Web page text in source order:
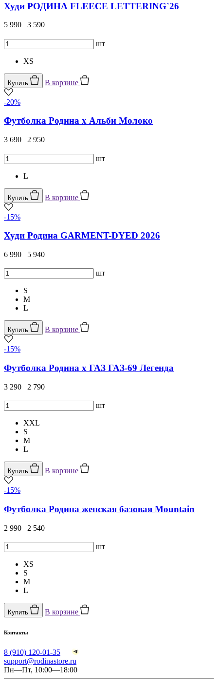
Худи РОДИНА FLEECE LETTERING`26
5 990 3 590
шт
XS
Купить В корзине
-20%
Футболка Родина х Альби Молоко
3 690 2 950
шт
L
Купить В корзине
-15%
Худи Родина GARMENT-DYED 2026
6 990 5 940
шт
S
M
L
Купить В корзине
-15%
Футболка Родина x ГАЗ ГАЗ-69 Легенда
3 290 2 790
шт
XXL
S
M
L
Купить В корзине
-15%
Футболка Родина женская базовая Mountain
2 990 2 540
шт
XS
S
M
L
Купить В корзине
Контакты
8 (910) 120-01-35
support@rodinastore.ru
Пн—Пт, 10:00—18:00